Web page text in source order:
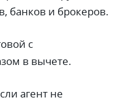
банков и брокеров.
с
в вычете.
агент не